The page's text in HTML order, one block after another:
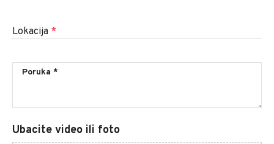
Lokacija *
Ubacite video ili foto